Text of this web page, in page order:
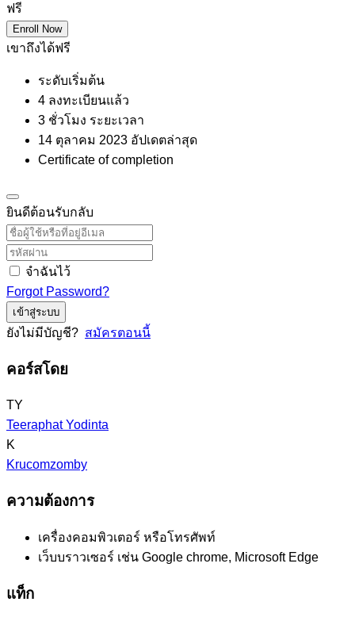
ฟรี
Enroll Now
เขาถึงได้ฟรี
ระดับเริ่มต้น
4 ลงทะเบียนแล้ว
3 ชั่วโมง ระยะเวลา
14 ตุลาคม 2023 อัปเดตล่าสุด
Certificate of completion
ยินดีต้อนรับกลับ
จำฉันไว้
Forgot Password?
เข้าสู่ระบบ
ยังไม่มีบัญชี? สมัครตอนนี้
คอร์สโดย
TY
Teeraphat Yodinta
K
Krucomzomby
ความต้องการ
เครื่องคอมพิวเตอร์ หรือโทรศัพท์
เว็บบราวเซอร์ เช่น Google chrome, Microsoft Edge
แท็ก